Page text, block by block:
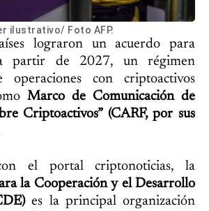
ilustrativo/ Foto AFP.
lograron un acuerdo para
partir de 2027, un régimen
operaciones con criptoactivos
Marco de Comunicación de
Criptoactivos” (CARF, por sus
el portal criptonoticias, la
la Cooperación y el Desarrollo
es la principal organización